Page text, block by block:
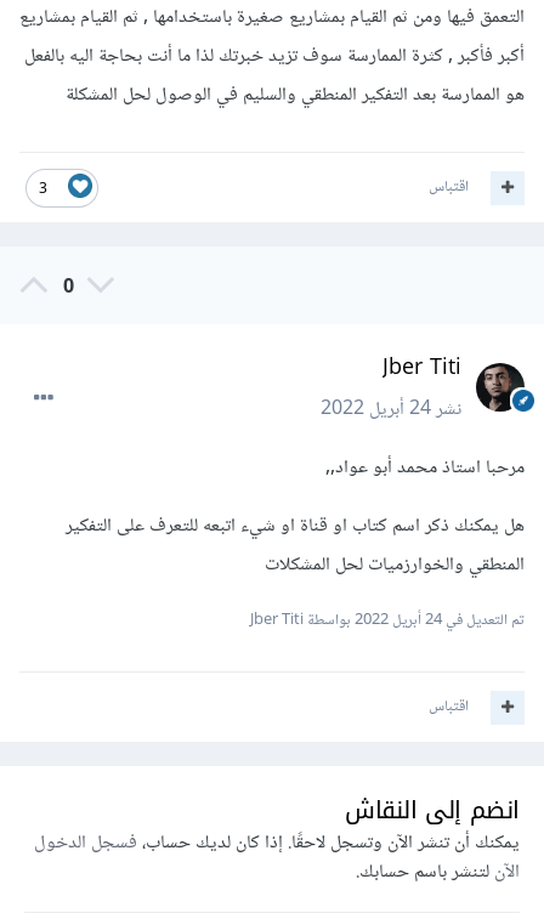
التعمق فيها ومن ثم القيام بمشاريع صغيرة باستخدامها , ثم القيام بمشاريع
أكبر فأكبر , كثرة الممارسة سوف تزيد خبرتك لذا ما أنت بحاجة اليه بالفعل
هو الممارسة بعد التفكير المنطقي والسليم في الوصول لحل المشكلة
3 اقتباس
0
Jber Titi
نشر24 أبريل 2022
مرحبا استاذ محمد أبو عواد,,
هل يمكنك ذكر اسم كتاب او قناة او شيء اتبعه للتعرف على التفكير
المنطقي والخوارزميات لحل المشكلات
تم التعديل في24 أبريل 2022 بواسطة Jber Titi
اقتباس
انضم إلى النقاش
يمكنك أن تنشر الآن وتسجل لاحقًا. إذا كان لديك حساب،فسجل الدخول
الآنلتنشر باسم حسابك.